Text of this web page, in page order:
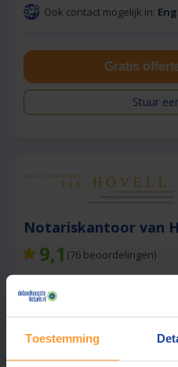
Toestemming
Ook contact mogelijk in:
Gratis
Stuur
Notariskantoor van
9,1 (76 beoordelingen)
Offerte gemiddeld binnen 1
Gratis half uur
Gratis parkeren in de buurt